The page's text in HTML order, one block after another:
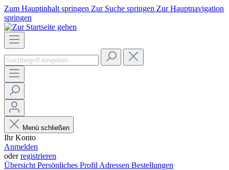
Zum Hauptinhalt springen Zur Suche springen Zur Hauptnavigation
springen
Menü schließen
Ihr Konto
Anmelden
oderregistrieren
Übersicht Persönliches Profil Adressen Bestellungen